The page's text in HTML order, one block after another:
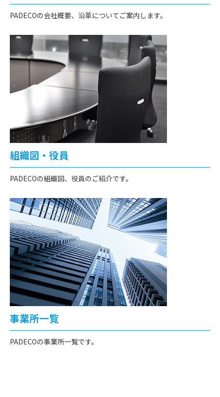
PADECOの会社概要、沿革についてご案内します。
組織図・役員
PADECOの組織図、役員のご紹介です。
事業所一覧
PADECOの事業所一覧です。